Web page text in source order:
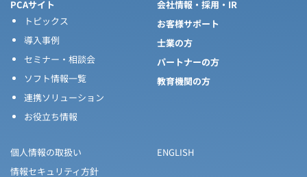
PCAサイト
トピックス
導入事例
セミナー・相談会
ソフト情報一覧
連携ソリューション
お役立ち情報
会社情報・採用・IR
お客様サポート
士業の方
パートナーの方
教育機関の方
個人情報の取扱い
情報セキュリティ方針
ENGLISH